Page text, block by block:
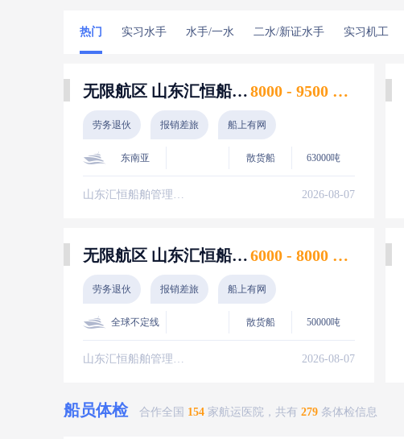
热门 实习水手 水手/一水 二水/新证水手 实习机工
无限航区 山东汇恒船舶管理有限责任公司 轮机长 8月上船 8000 - 9500 美元
劳务退伙 报销差旅 船上有网
东南亚 散货船 63000吨
山东汇恒船舶管理有限责任公司 2026-08-07
无限航区 山东汇恒船舶管理有限责任公司 大管轮 8月上船 6000 - 8000 美元
劳务退伙 报销差旅 船上有网
全球不定线 散货船 50000吨
山东汇恒船舶管理有限责任公司 2026-08-07
船员体检 合作全国 154 家航运医院，共有 279 条体检信息